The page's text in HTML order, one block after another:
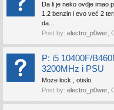
Da li je neko ovdje imao
1.2 benzin i evo već 2
da...
Post by: electro_p0wer
P: i5 10400F/
3200MHz i PSU
Moze lock , otislo.
Post by: electro_p0wer